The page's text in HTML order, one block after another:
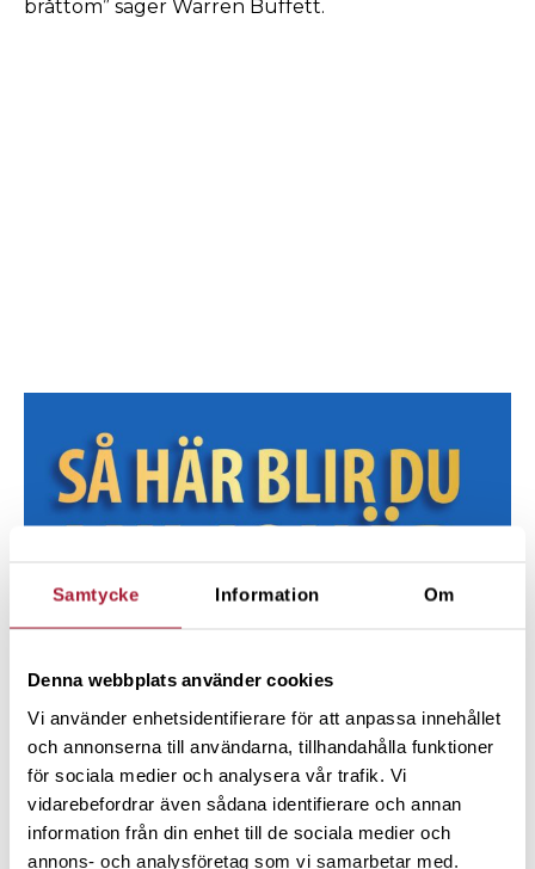
Samtycke Information Om
Denna webbplats använder cookies
Vi använder enhetsidentifierare för att anpassa innehållet
och annonserna till användarna, tillhandahålla funktioner
för sociala medier och analysera vår trafik. Vi
vidarebefordrar även sådana identifierare och annan
information från din enhet till de sociala medier och
annons- och analysföretag som vi samarbetar med.
bråttom” säger Warren Buffett.